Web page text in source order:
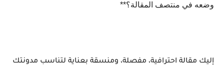
وضعه في منتصف المقالة؟**
إليك مقالة احترافية، مفصلة، ومنسقة بعناية لتناسب مدونتك